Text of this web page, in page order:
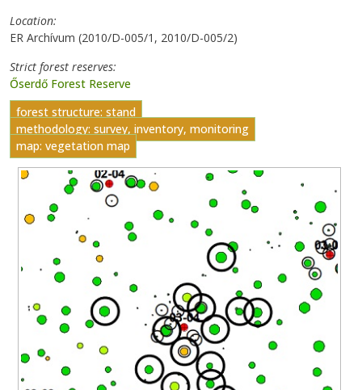
Location
ER Archívum (2010/D-005/1, 2010/D-005/2)
Strict forest reserves
Őserdő Forest Reserve
forest structure: stand
methodology: survey, inventory, monitoring
map: vegetation map